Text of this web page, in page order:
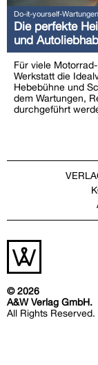
Do-it-yourself-
Die perfekte
und
Für viele
Werkstatt die
Hebebühne und
dem Wartungen,
durchgeführt
© 2026
A&W Verlag GmbH.
All Rights Reserved.